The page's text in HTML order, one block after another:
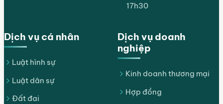
Dịch vụ cá nhân
Luật hình sự
Luật dân sự
Đất đai
Dịch vụ doanh
nghiệp
Kinh doanh thương mại
Hợp đồng
17h30